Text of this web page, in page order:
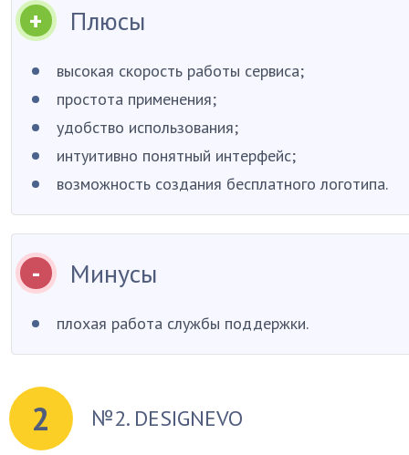
Плюсы
высокая скорость работы сервиса;
простота применения;
удобство использования;
интуитивно понятный интерфейс;
возможность создания бесплатного логотипа.
Минусы
плохая работа службы поддержки.
2 №2. DESIGNEVO